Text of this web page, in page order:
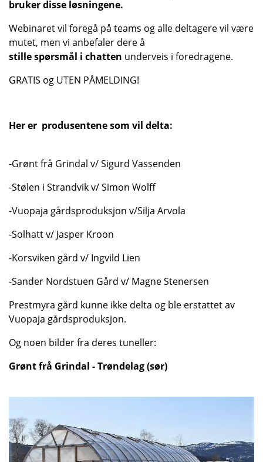
bruker disse løsningene.
Webinaret vil foregå på teams og alle deltagere vil være
mutet, men vi anbefaler dere å
stille spørsmål i chatten underveis i foredragene.
GRATIS og UTEN PÅMELDING!
Her er produsentene som vil delta:
-Grønt frå Grindal v/ Sigurd Vassenden
-Stølen i Strandvik v/ Simon Wolff
-Vuopaja gårdsproduksjon v/Silja Arvola
-Solhatt v/ Jasper Kroon
-Korsviken gård v/ Ingvild Lien
-Sander Nordstuen Gård v/ Magne Stenersen
Prestmyra gård kunne ikke delta og ble erstattet av
Vuopaja gårdsproduksjon.
Og noen bilder fra deres tuneller:
Grønt frå Grindal - Trøndelag (sør)